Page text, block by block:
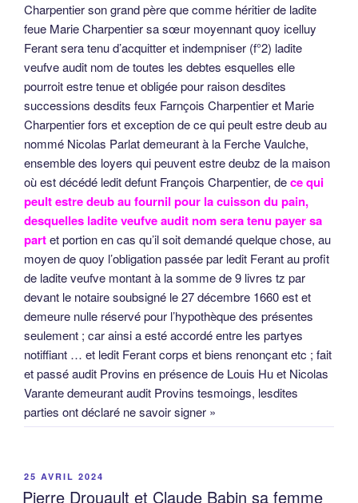
Charpentier son grand père que comme héritier de ladite
feue Marie Charpentier sa sœur moyennant quoy icelluy
Ferant sera tenu d’acquitter et indempniser (f°2) ladite
veufve audit nom de toutes les debtes esquelles elle
pourroit estre tenue et obligée pour raison desdites
successions desdits feux Farnçois Charpentier et Marie
Charpentier fors et exception de ce qui peult estre deub au
nommé Nicolas Parlat demeurant à la Ferche Vaulche,
ensemble des loyers qui peuvent estre deubz de la maison
où est décédé ledit defunt François Charpentier, dece qui
peult estre deub au fournil pour la cuisson du pain,
desquelles ladite veufve audit nom sera tenu payer sa
partet portion en cas qu’il soit demandé quelque chose, au
moyen de quoy l’obligation passée par ledit Ferant au profit
de ladite veufve montant à la somme de 9 livres tz par
devant le notaire soubsigné le 27 décembre 1660 est et
demeure nulle réservé pour l’hypothèque des présentes
seulement ; car ainsi a esté accordé entre les partyes
notiffiant … et ledit Ferant corps et biens renonçant etc ; fait
et passé audit Provins en présence de Louis Hu et Nicolas
Varante demeurant audit Provins tesmoings, lesdites
parties ont déclaré ne savoir signer »
PUBLIÉ
LE
25 AVRIL 2024
Pierre Drouault et Claude Babin sa femme